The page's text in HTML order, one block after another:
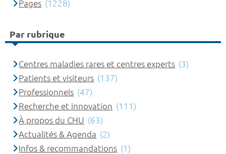
Pages (1228)
Par rubrique
Centres maladies rares et centres experts (3)
Patients et visiteurs (137)
Professionnels (47)
Recherche et innovation (111)
À propos du CHU (63)
Actualités & Agenda (2)
Infos & recommandations (1)